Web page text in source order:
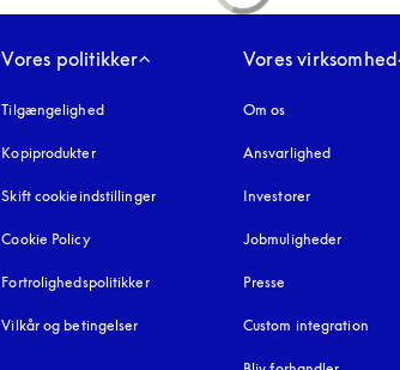
Vores politikker
Tilgængelighedåbnes under en ny fane
Kopiprodukteråbnes under en ny fane
Skift cookieindstillinger
Cookie Policyåbnes under en ny fane
Fortrolighedspolitikkeråbnes under en ny fane
Vilkår og betingelser
Vores virksomhed
Om os
Ansvarlighed
Investorer
Jobmuligheder
Presse
Custom integration